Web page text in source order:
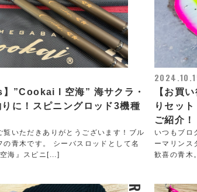
】”Cookai l 空海” 海サクラ・
に！スピニングロッド3機種
覧いただきありがとうございます！ブル
の青木です。 シーバスロッドとして名
海』スピニ[...]
【お買
りセッ
ご紹介！
いつもブロ
ーマリンス
歓喜の青木